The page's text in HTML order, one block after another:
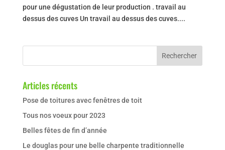
pour une dégustation de leur production . travail au
dessus des cuves Un travail au dessus des cuves....
Articles récents
Pose de toitures avec fenêtres de toit
Tous nos voeux pour 2023
Belles fêtes de fin d’année
Le douglas pour une belle charpente traditionnelle